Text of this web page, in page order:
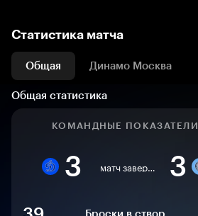
Статистика матча
Общая Динамо Москва
Общая статистика
КОМАНДНЫЕ ПОКАЗАТЕЛИ
3 матч завершен 3